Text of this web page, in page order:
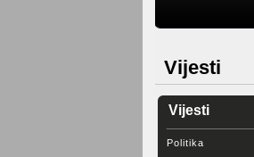
Vijesti
Vijesti
Politika